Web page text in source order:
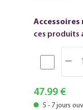
Accessoires
ces produits
47.99 €
5 - 7 jours